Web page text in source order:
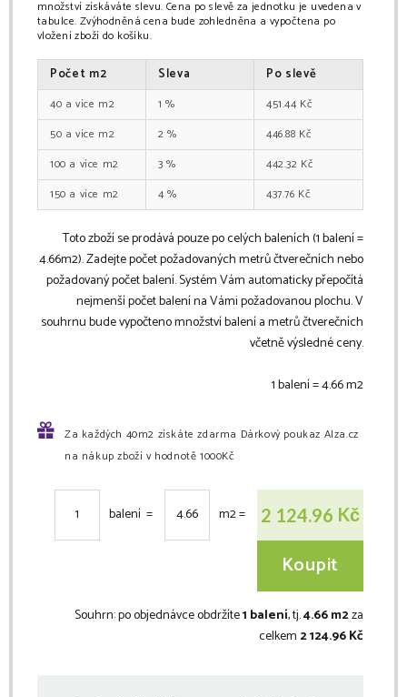
množství získáváte slevu. Cena po slevě za jednotku je uvedena v
tabulce. Zvýhodněná cena bude zohledněna a vypočtena po
vložení zboží do košíku.
Počet m2 Sleva Po slevě
40 m2 1 % 451.44 Kč
50
m2 2 % 446.88 Kč
100
m2 3 % 442.32 Kč
150
m2 4% 437.76 Kč
Toto zboží se prodává pouze po celých baleních (1 balení =
4.66m2). Zadejte počet požadovaných metrů čtverečních nebo
požadovaný počet balení. Systém Vám automaticky přepočítá
nejmenší počet balení na Vámi požadovanou plochu. V
souhrnu bude vypočteno množství balení a metrů čtverečních
včetně výsledné ceny.
1 balení =4.66m2
Za každých 40m2 získáte zdarma Dárkový poukaz Alza.cz
na nákup zboží v hodnotě 1000Kč
balení = m2= 2 124.96 Kč
Koupit
Souhrn:po objednávce obdržíte1 balení, tj.4.66 m2za
celkem 2 124.96 Kč